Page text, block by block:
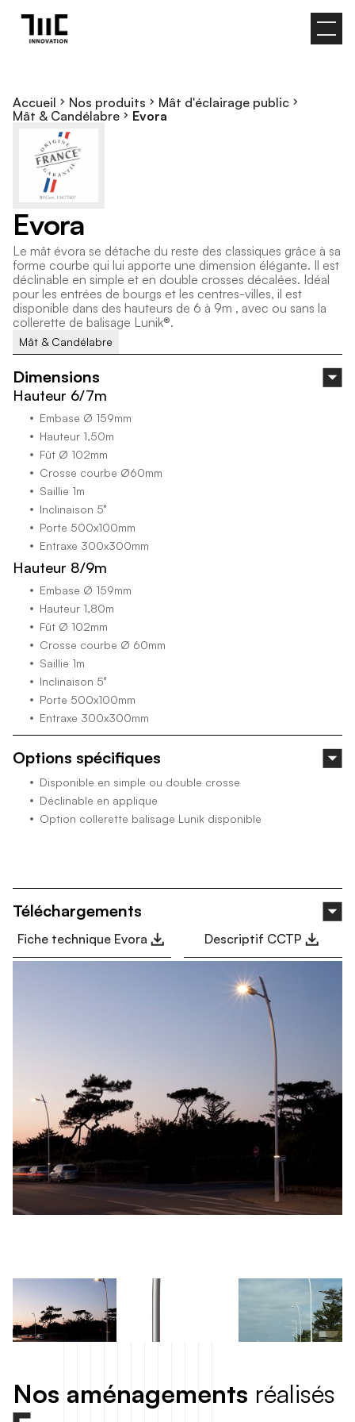
Accueil Nos produits
Mât d'éclairage public
Mât & Candélabre
Evora
Evora
L e mât évora se détache du reste des classiques grâce à sa
forme courbe qui lui apporte une dimension élégante. Il est
déclinable en simple et en double crosses décalées. Idéal
pour les entrées de bourgs et les centres-villes, il est
disponible dans des hauteurs de 6 à 9m , avec ou sans la
collerette de balisage L unik®.
Mât & Candélabre
Dimensions
Hauteur 6/7m
Embase Ø 159mm
Hauteur 1,50m
Fût Ø 102mm
Crosse courbe Ø60mm
Saillie 1m
Inclinaison 5°
Porte 500x100mm
Entraxe 300x300mm
Hauteur 8/9m
Embase Ø 159mm
Hauteur 1,80m
Fût Ø 102mm
Crosse courbe Ø 60mm
Saillie 1m
Inclinaison 5°
Porte 500x100mm
Entraxe 300x300mm
Options spécifiques
Disponible en simple ou double crosse
Déclinable en applique
Option collerette balisage Lunik disponible
Téléchargements
Fiche technique Evora Descriptif CCTP
Nos aménagements réalisés